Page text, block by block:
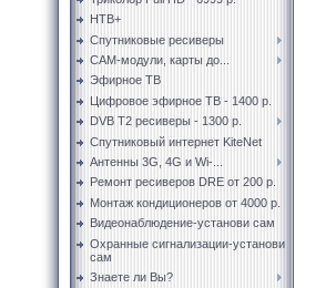
НТВ+
Спутниковые ресиверы
CAM-модули, карты до...
Эфирное ТВ
Цифровое эфирное ТВ - 1400 р.
DVB T2 ресиверы - 1300 р.
Спутниковый интернет KiteNet
Антенны 3G, 4G и Wi-...
Ремонт ресиверов DRE от 200 р.
Монтаж кондиционеров от 4000 р.
Видеонаблюдение-установи сам
Охранные сигнализации-установи
сам
Знаете ли Вы?